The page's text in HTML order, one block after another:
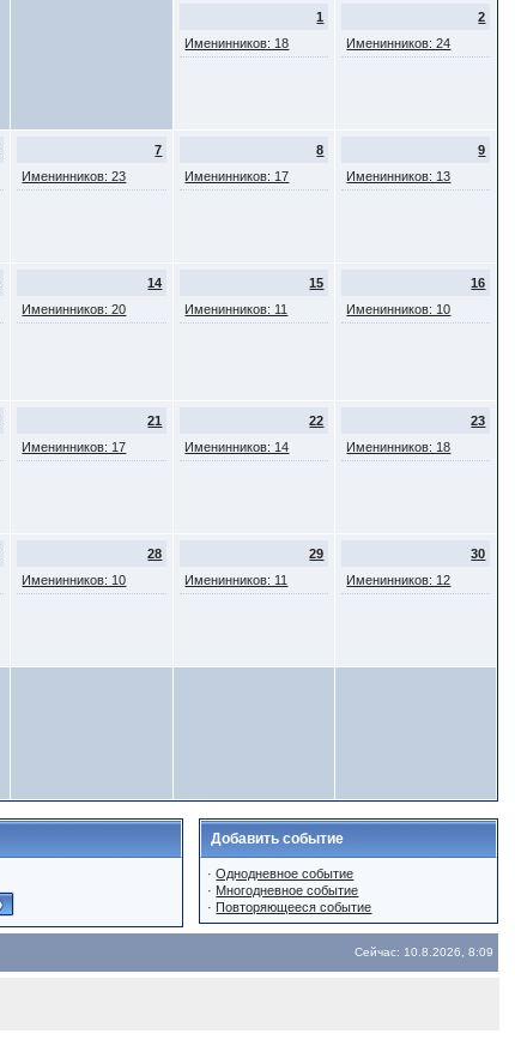
1
Именинников: 18
2
Именинников: 24
7
Именинников: 23
8
Именинников: 17
9
Именинников: 13
14
Именинников: 20
15
Именинников: 11
16
Именинников: 10
21
Именинников: 17
22
Именинников: 14
23
Именинников: 18
28
Именинников: 10
29
Именинников: 11
30
Именинников: 12
Добавить событие
·Однодневное событие
· Многодневное событие
·Повторяющееся событие
Сейчас: 10.8.2026, 8:09